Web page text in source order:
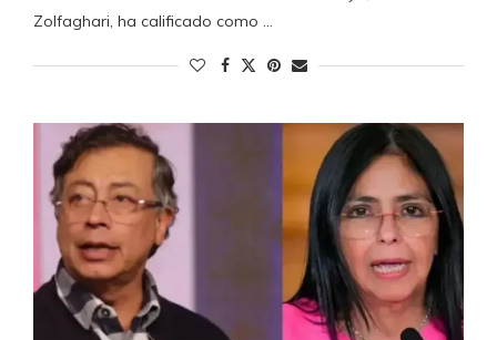
Zolfaghari, ha calificado como …